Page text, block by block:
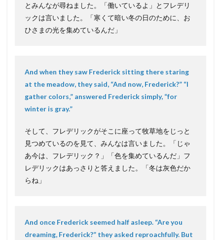
とみんなが尋ねました。「働いているよ」とフレデリ
ックは言いました。「寒くて暗い冬の日のために、お
ひさまの光を集めているんだ」
And when they saw Frederick sitting there staring
at the meadow, they said, “And now, Frederick?” “I
gather colors,” answered Frederick simply, “for
winter is gray.”
そして、フレデリックがそこに座って牧草地をじっと
見つめているのを見て、みんなは言いました。「じゃ
あ今は、フレデリック？」「色を集めているんだ」フ
レデリックはあっさりと答えました。「冬は灰色だか
らね」
And once Frederick seemed half asleep. “Are you
dreaming, Frederick?” they asked reproachfully. But